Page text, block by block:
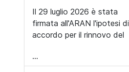
Il 29 luglio 2026 è stata
firmata all'ARAN l'ipotesi di
accordo per il rinnovo del
...